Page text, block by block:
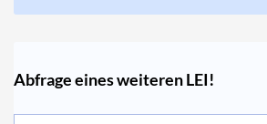
Abfrage eines weiteren LEI!